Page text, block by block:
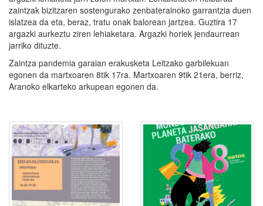
zaintzak bizitzaren sostengurako zenbaterainoko garrantzia duen
islatzea da eta, beraz, tratu onak balorean jartzea. Guztira 17
argazki aurkeztu ziren lehiaketara. Argazki horiek jendaurrean
jarriko dituzte.
Zaintza pandemia garaian erakusketa Leitzako garbilekuan
egonen da martxoaren 8tik 17ra. Martxoaren 9tik 21era, berriz,
Aranoko elkarteko arkupean egonen da.